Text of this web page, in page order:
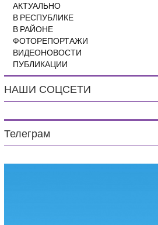
АКТУАЛЬНО
В РЕСПУБЛИКЕ
В РАЙОНЕ
ФОТОРЕПОРТАЖИ
ВИДЕОНОВОСТИ
ПУБЛИКАЦИИ
НАШИ СОЦСЕТИ
Телеграм